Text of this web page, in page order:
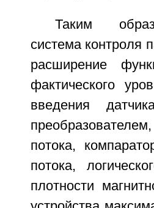
Таким
система контроля
расширение
фактического
введения
потока,
потока,
плотности